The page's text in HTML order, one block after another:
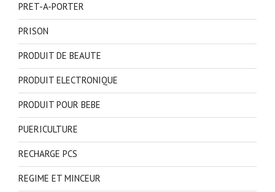
PRET-A-PORTER
PRISON
PRODUIT DE BEAUTE
PRODUIT ELECTRONIQUE
PRODUIT POUR BEBE
PUERICULTURE
RECHARGE PCS
REGIME ET MINCEUR